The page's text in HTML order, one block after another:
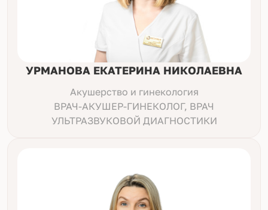
УРМАНОВА ЕКАТЕРИНА НИКОЛАЕВНА
Акушерство и гинекология
ВРАЧ-АКУШЕР-ГИНЕКОЛОГ, ВРАЧ
УЛЬТРАЗВУКОВОЙ ДИАГНОСТИКИ